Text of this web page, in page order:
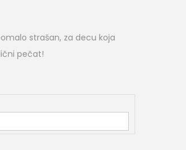
strašan, za decu koja
pečat!